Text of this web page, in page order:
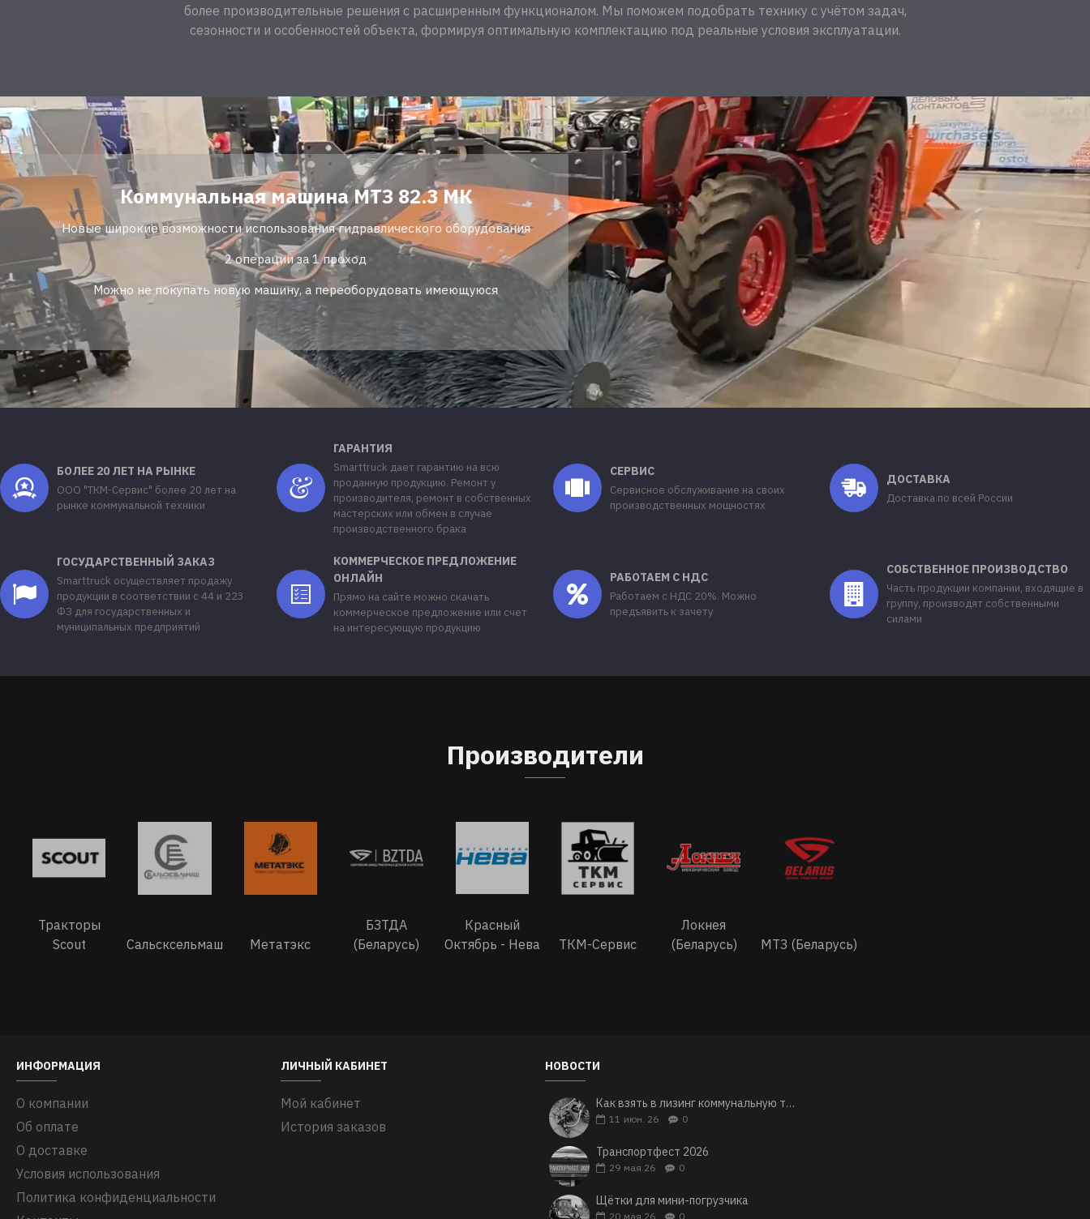
более производительные решения с расширенным функционалом. Мы поможем подобрать технику с учётом задач,
сезонности и особенностей объекта, формируя оптимальную комплектацию под реальные условия эксплуатации.
Коммунальная машина МТЗ 82.3 МК
Новые широкие возможности использования гидравлического оборудования
2 операции за 1 проход
Можно не покупать новую машину, а переоборудовать имеющуюся
БОЛЕЕ 20 ЛЕТ НА РЫНКЕ
ООО "ТКМ-Сервис" более 20 лет на
рынке коммунальной техники
ГАРАНТИЯ
Smarttruck дает гарантию на всю
проданную продукцию. Ремонт у
производителя, ремонт в собственных
мастерских или обмен в случае
производственного брака
СЕРВИС
Сервисное обслуживание на своих
производственных мощностях
ДОСТАВКА
Доставка по всей России
ГОСУДАРСТВЕННЫЙ ЗАКАЗ
Smarttruck осуществляет продажу
продукции в соответствии с 44 и 223
ФЗ для государственных и
муниципальных предприятий
КОММЕРЧЕСКОЕ ПРЕДЛОЖЕНИЕ
ОНЛАЙН
Прямо на сайте можно скачать
коммерческое предложение или счет
на интересующую продукцию
РАБОТАЕМ С НДС
Работаем с НДС 20%. Можно
предъявить к зачету
СОБСТВЕННОЕ ПРОИЗВОДСТВО
Часть продукции компании, входящие в
группу, производят собственными
силами
Производители
Тракторы
Scout
Сальсксельмаш Метатэкс
БЗТДА
(Беларусь)
Красный
Октябрь - Нева
ТКМ-Сервис
Локнея
(Беларусь)
МТЗ (Беларусь)
ИНФОРМАЦИЯ
О компании
Об оплате
О доставке
Условия использования
Политика конфиденциальности
ЛИЧНЫЙ КАБИНЕТ
Мой кабинет
История заказов
НОВОСТИ
Как взять в лизинг коммунальную технику: условия, документы и важные нюансы оформления
11 июн. 26 0
Транспортфест 2026
29 мая 26 0
Щётки для мини-погрузчика
20 мая 26 0